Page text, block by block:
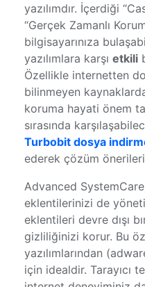
yazılımdır. İçerdiği
“Gerçek Zamanlı
bilgisayarınıza
yazılımlara karşı etkili
Özellikle internetten
bilinmeyen
koruma hayati önem
sırasında
Turbobit dosya
ederek çözüm
Advanced
eklentilerinizi de
eklentileri devre dışı
gizliliğinizi korur. Bu
yazılımlarından
için idealdir. Tarayıcı